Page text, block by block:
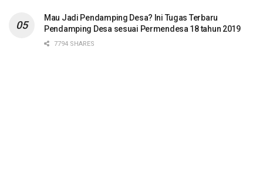
Mau Jadi Pendamping Desa? Ini Tugas Terbaru
Pendamping Desa sesuai Permendesa 18 tahun 2019
7794 SHARES